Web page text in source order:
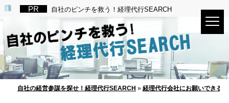
自社のピンチを救う！経理代行SEARCH
自社の経営参謀を探せ！経理代行SEARCH » 経理代行会社にお願いできる